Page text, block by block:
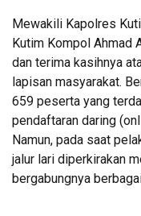
Mewakili Kapolres
Kutim Kompol Ahmad
dan terima kasihnya
lapisan masyarakat.
659 peserta yang
pendaftaran daring
Namun, pada saat
jalur lari diperkirakan
bergabungnya